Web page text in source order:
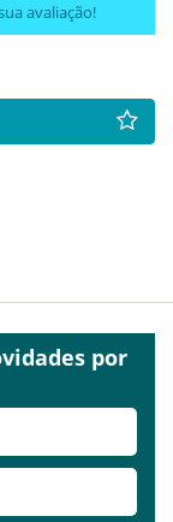
avaliação!
por